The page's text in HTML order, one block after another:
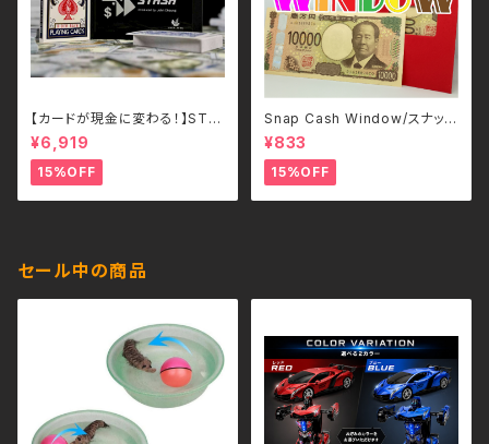
【カードが現金に変わる！】STA
SH – John Cheung （各色）
¥6,919
15%OFF
Snap Cash Window/スナッ
プ・キャッシュ・ウインドウ
¥833
15%OFF
セール中の商品